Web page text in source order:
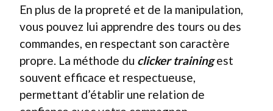
En plus de la propreté et de la manipulation,
vous pouvez lui apprendre des tours ou des
commandes, en respectant son caractère
propre. La méthode du clicker trainingest
souvent efficace et respectueuse,
permettant d’établir une relation de